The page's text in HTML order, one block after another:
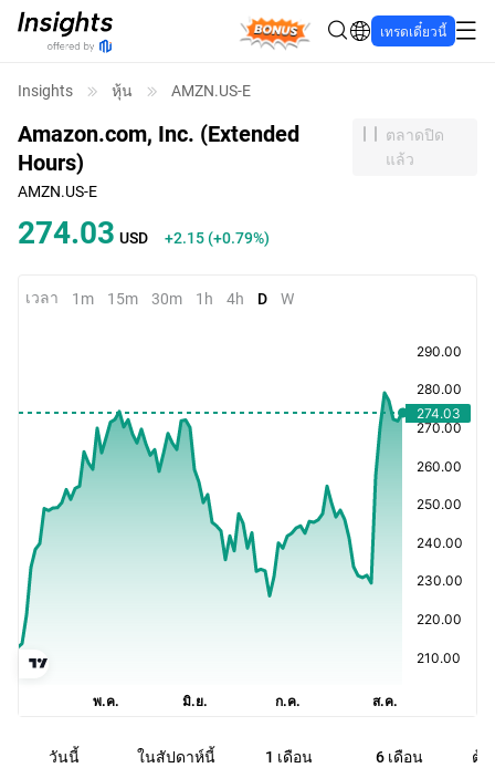
Bonus เทรดเดี๋ยวนี้
Insights หุ้น AMZN.US-E
Amazon.com, Inc. (Extended
Hours)
ตลาดปิด
แล้ว
AMZN.US-E
274.03 USD +2.15 (+0.79%)
เวลา 1m 15m 30m 1h 4h D W
วันนี้ ในสัปดาห์นี้ 1 เดือน 6 เดือน ต้